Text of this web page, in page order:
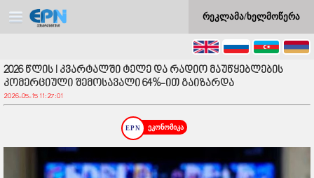
რეკლამა/ხელმოწერა
2026 წლის I კვარტალში ტელე და რადიო მაუწყებლების
კომერციული შემოსავალი 64%-ით გაიზარდა
2026-05-15 11:27:01
ეკონომიკა